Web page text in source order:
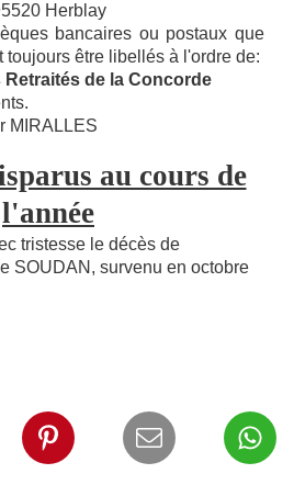
Herblay
bancaires ou postaux que
toujours être libellés à l'ordre de:
Retraités de la Concorde
MIRALLES
au cours de
l'année
tristesse le décès de
SOUDAN, survenu en octobre